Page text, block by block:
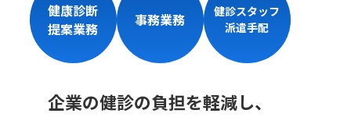
健康診断
提案業務
事務業務
健診スタッフ
派遣手配
企業の健診の負担を軽減し、